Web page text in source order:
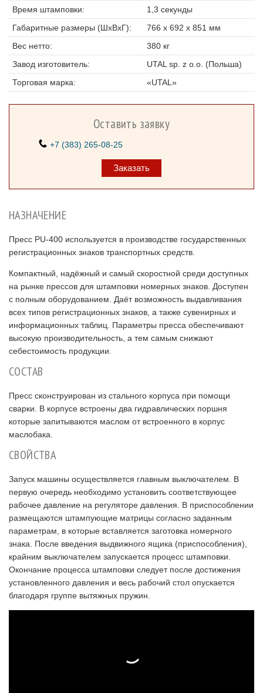
Время штамповки:
1,3 секунды
Габаритные размеры (ШxВxГ):
766 x 692 x 851 мм
Вес нетто:
380 кг
Завод изготовитель:
UTAL sp. z o.o. (Польша)
Торговая марка:
«UTAL»
Оставить заявку
+7 (383) 265-08-25
Заказать
НАЗНАЧЕНИЕ
Пресс РU-400 используется в производстве государственных
регистрационных знаков транспортных средств.
Компактный, надёжный и самый скоростной среди доступных
на рынке прессов для штамповки номерных знаков. Доступен
с полным оборудованием. Даёт возможность выдавливания
всех типов регистрационных знаков, а также сувенирных и
информационных таблиц. Параметры пресса обеспечивают
высокую производительность, а тем самым снижают
себестоимость продукции.
СОСТАВ
Пресс сконструирован из стального корпуса при помощи
сварки. В корпусе встроены два гидравлических поршня
которые запитываются маслом от встроенного в корпус
маслобака.
СВОЙСТВА
Запуск машины осуществляется главным выключателем. В
первую очередь необходимо установить соответствующее
рабочее давление на регуляторе давления. В приспособлении
размещаются штампующие матрицы согласно заданным
параметрам, в которые вставляется заготовка номерного
знака. После введения выдвижного ящика (приспособления),
крайним выключателем запускается процесс штамповки.
Окончание процесса штамповки следует после достижения
установленного давления и весь рабочий стол опускается
благодаря группе вытяжных пружин.